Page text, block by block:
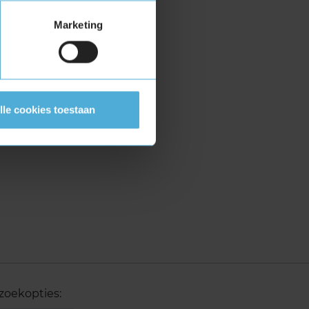
Marketing
cookies toestaan